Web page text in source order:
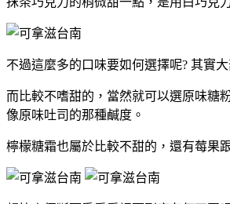
不過這麼多的口味要如何選擇呢? 其實
而比較不嗜甜的，當然就可以選原味糖
像原味吐司的那種鹹度。
檸檬糖霜也屬於比較不甜的，還有莓果